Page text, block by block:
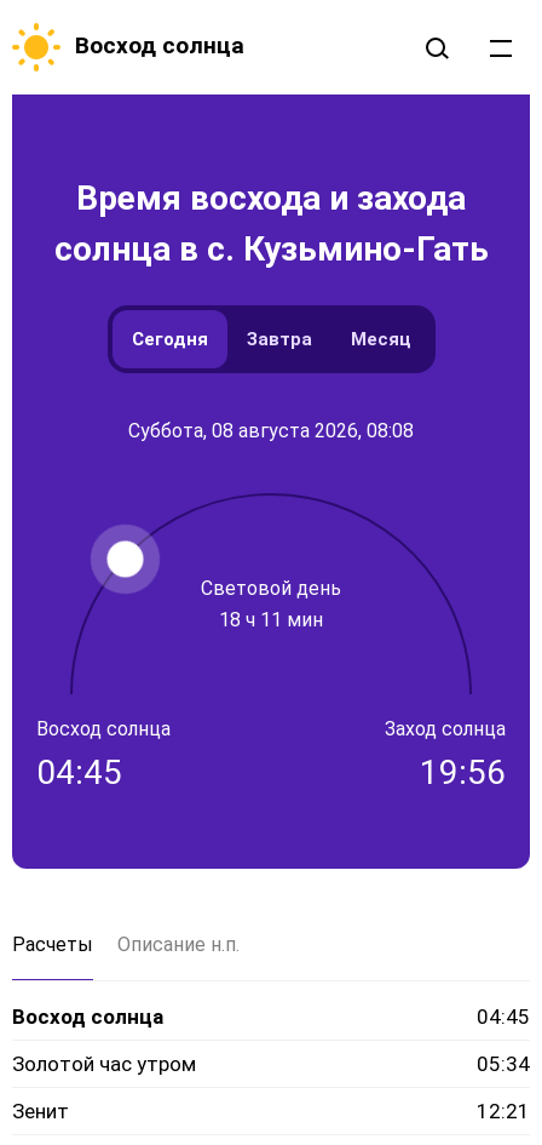
Восход солнца
Время восхода и захода
солнца в с. Кузьмино-Гать
Сегодня Завтра Месяц
Суббота, 08 августа 2026, 08:08
Световой день
18 ч 11 мин
Восход солнца
04:45
Заход солнца
19:56
Расчеты Описание н.п.
Восход солнца
04:45
Золотой час утром
05:34
Зенит
12:21